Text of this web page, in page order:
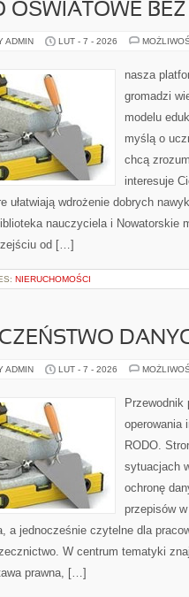
OŚWIATOWE
ADMIN LUT - 7 - 2026
nasza
gromadzi
modelu
myślą o
chcą
interesuje
ułatwiają wdrożenie dobrych
nauczyciela i Nowatorskie
od […]
NIERUCHOMOŚCI
ADMIN LUT - 7 - 2026
Przewodnik
operowania
RODO.
sytuacjach
ochronę
przepisów
a jednocześnie czytelne dla
W centrum tematyki
prawna, […]